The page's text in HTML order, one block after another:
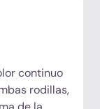
define su
continuo
rodillas,